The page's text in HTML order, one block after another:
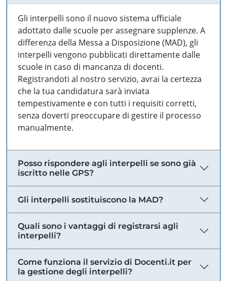
Gli interpelli sono il nuovo sistema ufficiale
adottato dalle scuole per assegnare supplenze. A
differenza della Messa a Disposizione (MAD), gli
interpelli vengono pubblicati direttamente dalle
scuole in caso di mancanza di docenti.
Registrandoti al nostro servizio, avrai la certezza
che la tua candidatura sarà inviata
tempestivamente e con tutti i requisiti corretti,
senza doverti preoccupare di gestire il processo
manualmente.
Posso rispondere agli interpelli se sono già
iscritto nelle GPS?
Gli interpelli sostituiscono la MAD?
Quali sono i vantaggi di registrarsi agli
interpelli?
Come funziona il servizio di Docenti.it per
la gestione degli interpelli?